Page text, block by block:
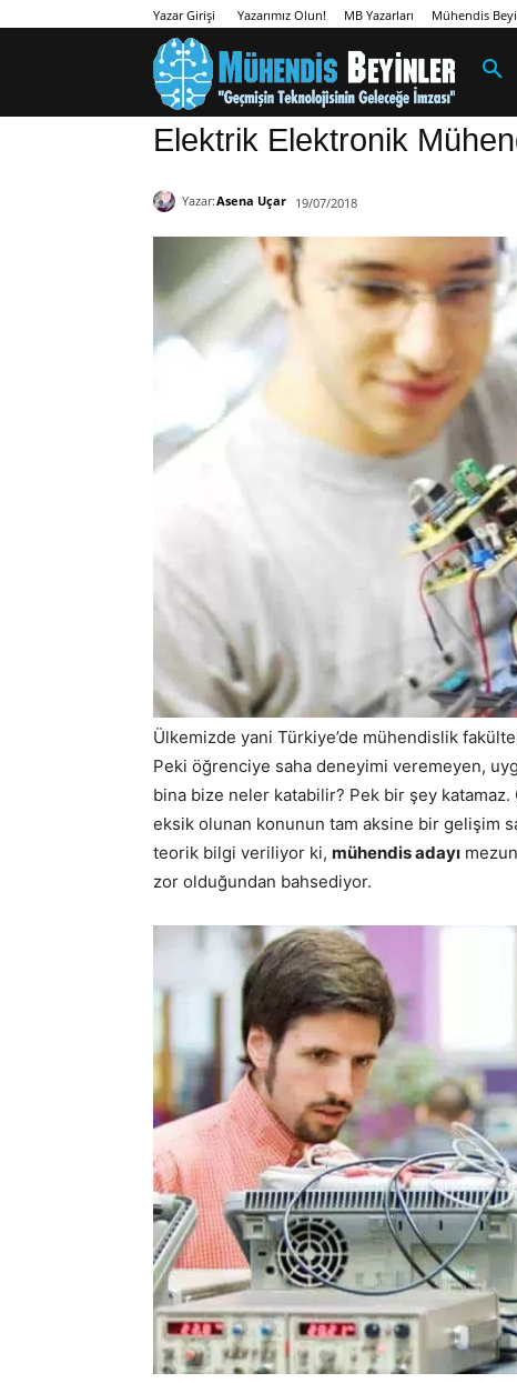
Yazar Girişi Yazarımız Olun! MB Yazarları Mühendis
Elektrik Elektronik
Yazar:Asena Uçar 19/07/2018
Ülkemizde yani Türkiye’de mühendislik
Peki öğrenciye saha deneyimi veremeyen,
bina bize neler katabilir? Pek bir şey
eksik olunan konunun tam aksine bir gelişim
teorik bilgi veriliyor ki, mühendis adayı
zor olduğundan bahsediyor.